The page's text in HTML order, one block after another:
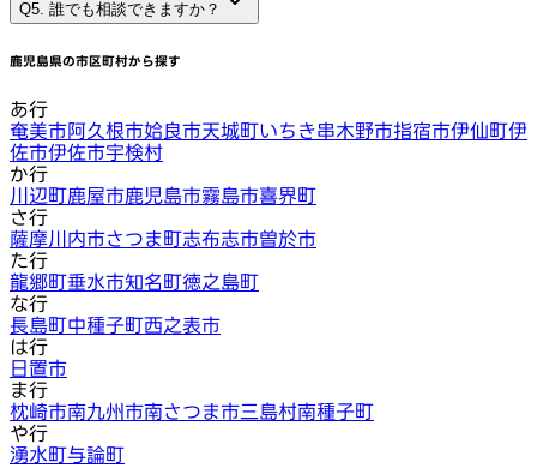
Q5. 誰でも相談できますか？
鹿児島県の市区町村から探す
あ行
奄美市阿久根市姶良市天城町いちき串木野市指宿市伊仙町伊
佐市伊佐市宇検村
か行
川辺町鹿屋市鹿児島市霧島市喜界町
さ行
薩摩川内市さつま町志布志市曽於市
た行
龍郷町垂水市知名町徳之島町
な行
長島町中種子町西之表市
は行
日置市
ま行
枕崎市南九州市南さつま市三島村南種子町
や行
湧水町与論町